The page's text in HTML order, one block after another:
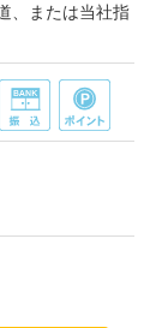
、または当社指